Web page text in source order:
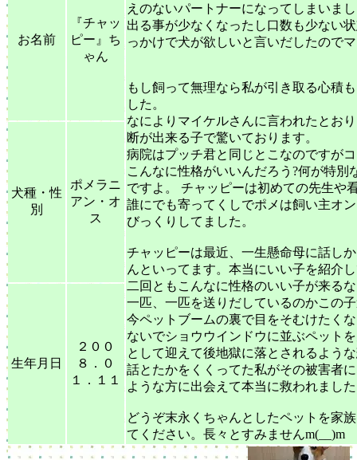
えのないパートナーになってしまいま
出る事が少なくなったし口数も少ない
っかけで犬が欲しいと言いだしたので
もし飼って無理なら私が引き取る心積
した。
なによりマイケルさんに言われたとお
断が出来る子で驚いております。
病院はプッチ君と同じとこなのですが
こんなに性格がいいんだろう?何が特
ですよ。 チャッピーは初めての先生や
誰にでも寄ってくしでポメは飼い主オ
びっくりしてました。
チャッピーは最近、一生懸命母に話し
んといってます。本当にいい子を紹介
二回ともこんなに性格のいい子が来る
一匹、一匹を送りだしているのかこの
今ペットブームの裏で目をそむけたく
ないでショウウインドウに並ぶペット
として迎えて後地獄に落とされるよう
話とたかをくくってた私がその被害者
ような方に出会えて本当に救われまし
どうぞ末永くちゃんとしたペットを家
てください。長々とすみません
お名前
『チャッ
ピー』ち
ゃん
犬種・性
別
ポメラニ
アン・オ
ス
生年月日
２００
８．０
１．１１